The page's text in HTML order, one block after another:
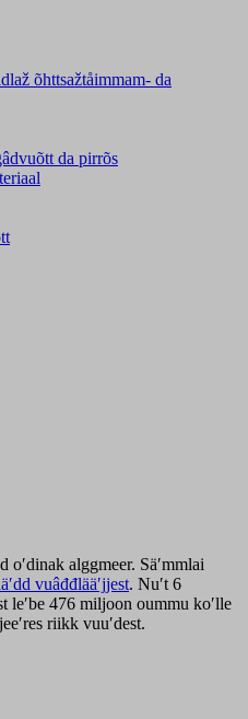
õhttsažtåimmam- da
da pirrõs
oʹdinak alggmeer. Säʹmmlai
vuâđđlääʹjjest. Nuʹt 6
leʹbe 476 miljoon oummu koʹlle
riikk vuuʹdest.